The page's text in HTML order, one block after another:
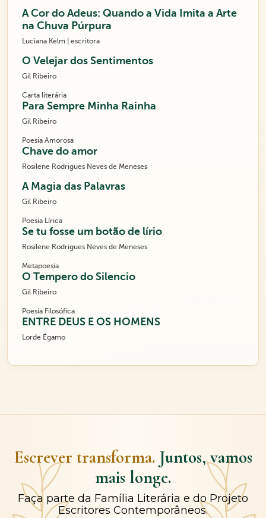
A Cor do Adeus: Quando a Vida Imita a Arte
na Chuva Púrpura
Luciana Kelm | escritora
O Velejar dos Sentimentos
Gil Ribeiro
Carta literária
Para Sempre Minha Rainha
Gil Ribeiro
Poesia Amorosa
Chave do amor
Rosilene Rodrigues Neves de Meneses
A Magia das Palavras
Gil Ribeiro
Poesia Lírica
Se tu fosse um botão de lírio
Rosilene Rodrigues Neves de Meneses
Metapoesia
O Tempero do Silencio
Gil Ribeiro
Poesia Filosófica
ENTRE DEUS E OS HOMENS
Lorde Égamo
Escrever transforma. Juntos, vamos
mais longe.
Faça parte da Família Literária e do Projeto
Escritores Contemporâneos.